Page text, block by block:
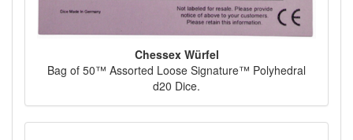
Chessex Würfel
Bag of 50™ Assorted Loose Signature™ Polyhedral
d20 Dice.